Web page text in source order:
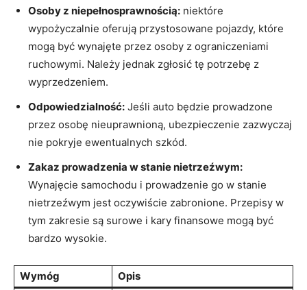
Osoby z niepełnosprawnością: niektóre‌
wypożyczalnie ⁢oferują przystosowane pojazdy, które
mogą być wynajęte przez osoby z ograniczeniami
ruchowymi. Należy jednak⁣ zgłosić tę potrzebę z
wyprzedzeniem.
Odpowiedzialność: Jeśli​ auto będzie prowadzone
przez⁣ osobę nieuprawnioną,⁢ ubezpieczenie zazwyczaj
⁣nie pokryje ewentualnych‌ szkód.
Zakaz​ prowadzenia w stanie nietrzeźwym:
Wynajęcie samochodu i prowadzenie⁣ go w stanie
nietrzeźwym jest oczywiście zabronione. Przepisy ⁣w
tym zakresie są ‌surowe i ​kary⁢ finansowe mogą być
bardzo wysokie.
Wymóg
Opis